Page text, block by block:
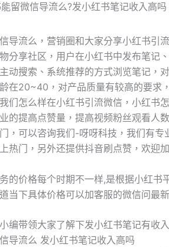
留微信导流么?发小红书笔记收入高吗
导流么，营销圈和大家分享小红书引
分享社区，用户在小红书中发布笔记
动搜索、系统推荐的方式浏览笔记，
在20~40，对产品质量有较高的要求
们怎么样在小红书引流微信，小红书
的提高点赞量，提高视频粉丝观看人
，可以咨询我们-呀呀科技，我们有
热门，另外还提供抖音刷点赞，欢迎
的价格每个时期不一样,是根据小红
当下具体价格可以加客服的微信问最
编带领大家了解下发小红书笔记有收
导流么 发小红书笔记收入高吗